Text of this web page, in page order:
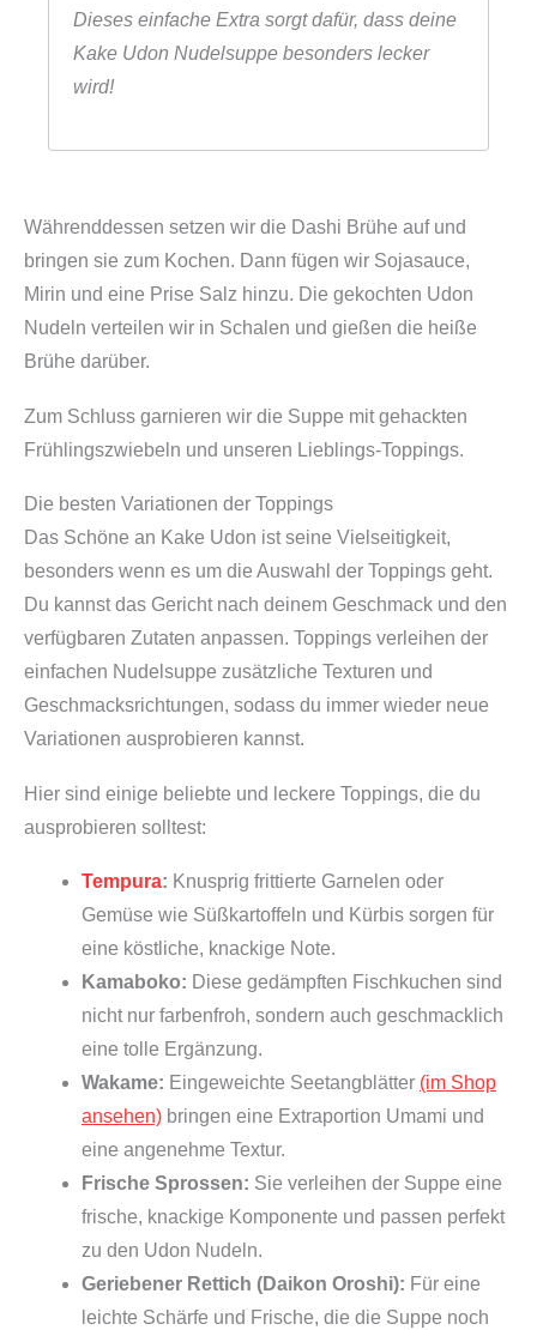
Dieses einfache Extra sorgt dafür, dass deine
Kake Udon Nudelsuppe besonders lecker
wird!
Währenddessen setzen wir die Dashi Brühe auf und
bringen sie zum Kochen. Dann fügen wir Sojasauce,
Mirin und eine Prise Salz hinzu. Die gekochten Udon
Nudeln verteilen wir in Schalen und gießen die heiße
Brühe darüber.
Zum Schluss garnieren wir die Suppe mit gehackten
Frühlingszwiebeln und unseren Lieblings-Toppings.
Die besten Variationen der Toppings
Das Schöne an Kake Udon ist seine Vielseitigkeit,
besonders wenn es um die Auswahl der Toppings geht.
Du kannst das Gericht nach deinem Geschmack und den
verfügbaren Zutaten anpassen. Toppings verleihen der
einfachen Nudelsuppe zusätzliche Texturen und
Geschmacksrichtungen, sodass du immer wieder neue
Variationen ausprobieren kannst.
Hier sind einige beliebte und leckere Toppings, die du
ausprobieren solltest:
Tempura: Knusprig frittierte Garnelen oder
Gemüse wie Süßkartoffeln und Kürbis sorgen für
eine köstliche, knackige Note.
Kamaboko: Diese gedämpften Fischkuchen sind
nicht nur farbenfroh, sondern auch geschmacklich
eine tolle Ergänzung.
Wakame: Eingeweichte Seetangblätter (im Shop
ansehen) bringen eine Extraportion Umami und
eine angenehme Textur.
Frische Sprossen: Sie verleihen der Suppe eine
frische, knackige Komponente und passen perfekt
zu den Udon Nudeln.
Geriebener Rettich (Daikon Oroshi): Für eine
leichte Schärfe und Frische, die die Suppe noch